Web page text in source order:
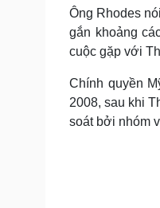
Dinh dưỡng -
Cây thuốc
Sản phụ khoa
Nhi khoa
Làm đẹp - giảm
Phòng mạch
Ăn sạch sống
Ông Rhodes
gắn khoảng
cuộc gặp với
Chính quyền
2008, sau khi
soát bởi nhóm